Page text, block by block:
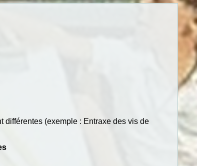
différentes (exemple : Entraxe des vis de